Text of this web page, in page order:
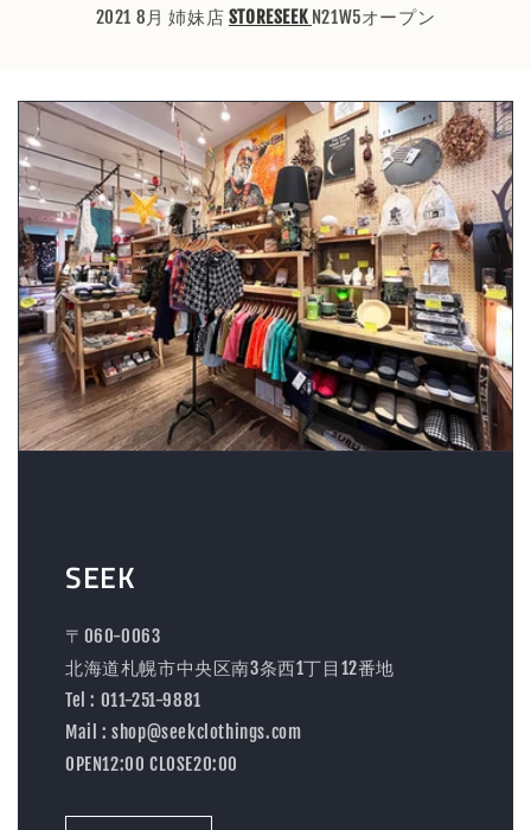
2021 8月 姉妹店 STORESEEK N21W5オープン
SEEK
〒060-0063
北海道札幌市中央区南3条西1丁目12番地
Tel : 011-251-9881
Mail : shop@seekclothings.com
OPEN12:00 CLOSE20:00